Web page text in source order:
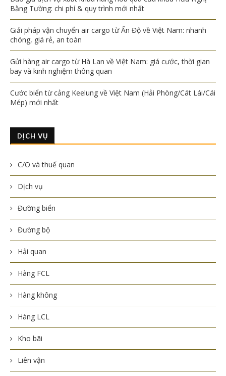
Bằng Tường: chi phí & quy trình mới nhất
Giải pháp vận chuyển air cargo từ Ấn Độ về Việt Nam: nhanh
chóng, giá rẻ, an toàn
Gửi hàng air cargo từ Hà Lan về Việt Nam: giá cước, thời gian
bay và kinh nghiệm thông quan
Cước biển từ cảng Keelung về Việt Nam (Hải Phòng/Cát Lái/Cái
Mép) mới nhất
DỊCH VỤ
C/O và thuế quan
Dịch vụ
Đường biển
Đường bộ
Hải quan
Hàng FCL
Hàng không
Hàng LCL
Kho bãi
Liên vận